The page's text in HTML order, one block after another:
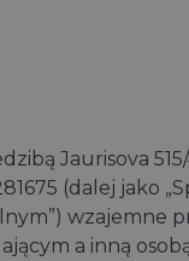
Jaurisova
(dalej jako
wzajemne
a inną